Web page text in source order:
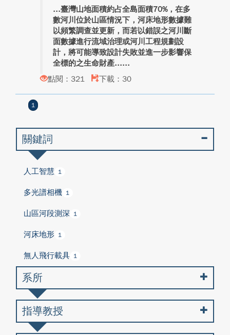
臺灣山地面積約占全島面積70%，在多
數河川位於山區情況下，河床地形數據難
以頻繁調查並更新，而若以錯誤之河川斷
面數據進行流域治理或河川工程規劃設
計，將可能導致設計失敗並進一步影響保
全標的之生命財產...
點閱：321
下載：30
1
關鍵詞
人工智慧 1
多光譜相機 1
山區河段測深 1
河床地形 1
無人飛行載具 1
系所
指導教授